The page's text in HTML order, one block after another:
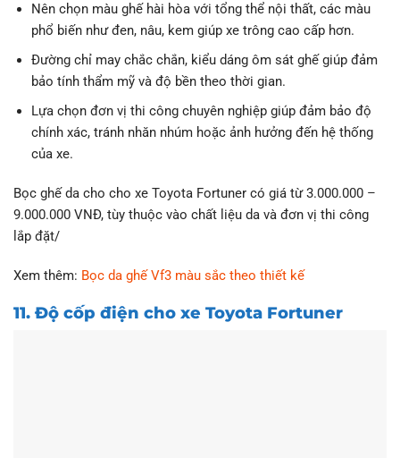
Nên chọn màu ghế hài hòa với tổng thể nội thất, các màu
phổ biến như đen, nâu, kem giúp xe trông cao cấp hơn.
Đường chỉ may chắc chắn, kiểu dáng ôm sát ghế giúp đảm
bảo tính thẩm mỹ và độ bền theo thời gian.
Lựa chọn đơn vị thi công chuyên nghiệp giúp đảm bảo độ
chính xác, tránh nhăn nhúm hoặc ảnh hưởng đến hệ thống
của xe.
Bọc ghế da cho cho xe Toyota Fortuner có giá từ 3.000.000 –
9.000.000 VNĐ, tùy thuộc vào chất liệu da và đơn vị thi công
lắp đặt/
Xem thêm: Bọc da ghế Vf3 màu sắc theo thiết kế
11. Độ cốp điện cho xe Toyota Fortuner